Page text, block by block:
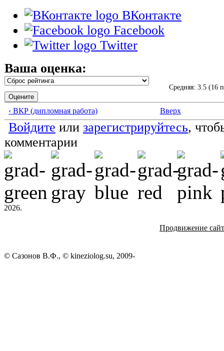
ВКонтакте
Facebook
Twitter
Ваша оценка:
Средняя: 3.5 (16
‹ ВКР (дипломная работа) Вверх
Войдите или зарегистрируйтесь,
комментарии
2026.
Продвижение
© Сазонов В.Ф., © kineziolog.su, 2009-